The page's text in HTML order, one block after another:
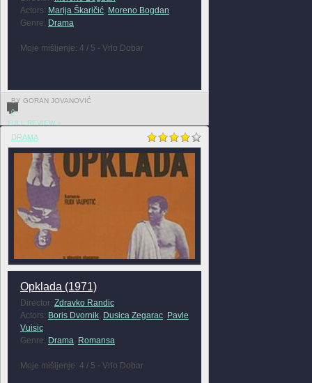
Actors: Marija Škaričić, Moreno Bogdan
Genre: Drama
Moje mišljenje: 4 / 5 - Vrlo Dobar
BY GORAN JOVANOVIĆ
0
FULL REVIEW »
DRAMA
Opklada (1971)
Director: Zdravko Randic
Actors: Boris Dvornik, Dusica Zegarac, Pavle
Vuisic
Genre: Drama, Romansa
Moje mišljenje: 4 / 5 - Vrlo Dobar